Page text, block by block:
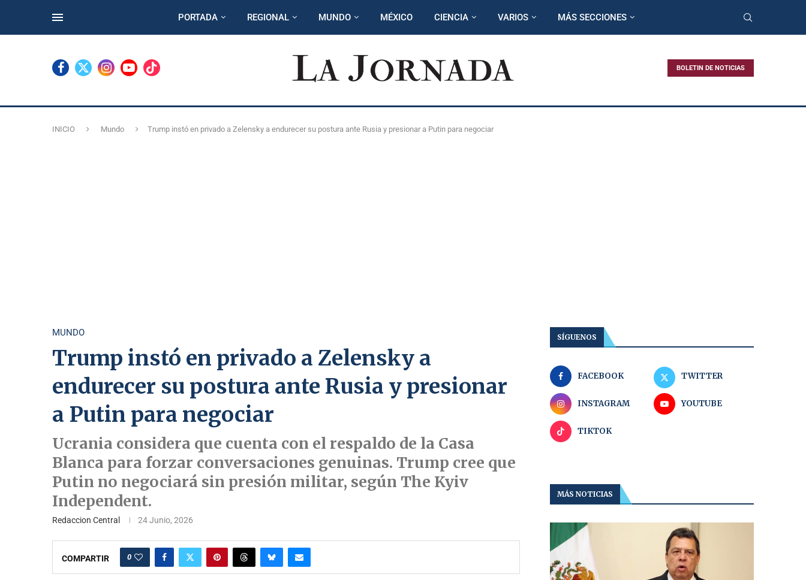
PORTADA REGIONAL MUNDO MÉXICO CIENCIA VARIOS MÁS SECCIONES
BOLETIN DE NOTICIAS
INICIO Mundo Trump instó en privado a Zelensky a endurecer su postura ante Rusia y presionar a Putin para negociar
MUNDO
Trump instó en privado a Zelensky a
endurecer su postura ante Rusia y presionar
a Putin para negociar
Ucrania considera que cuenta con el respaldo de la Casa
Blanca para forzar conversaciones genuinas. Trump cree que
Putin no negociará sin presión militar, según The Kyiv
Independent.
Redaccion Central 24 Junio, 2026
COMPARTIR 0
SÍGUENOS
FACEBOOK TWITTER
INSTAGRAM YOUTUBE
TIKTOK
MÁS NOTICIAS